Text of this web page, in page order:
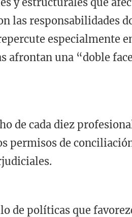
responsabilidades
especialmente
una “doble
de cada diez
permisos de
de políticas que